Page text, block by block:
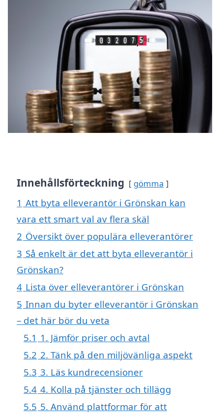
Innehållsförteckning gömma
1 Att byta elleverantör i Grönskan kan
vara ett smart val av flera skäl
2 Översikt över populära elleverantörer
3 Så enkelt är det att byta elleverantör i
Grönskan?
4 Lista över elleverantörer i Grönskan
5 Innan du byter elleverantör i Grönskan
– det här bör du veta
5.1 1. Jämför priser och avtal
5.2 2. Tänk på den miljövänliga aspekt
5.3 3. Läs kundrecensioner
5.4 4. Kolla på tjänster och tillägg
5.5 5. Använd plattformar för att